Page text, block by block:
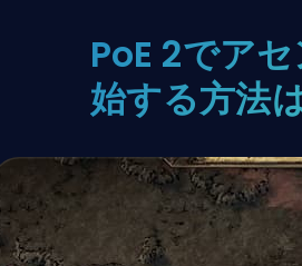
PoE 2でア
始する方法